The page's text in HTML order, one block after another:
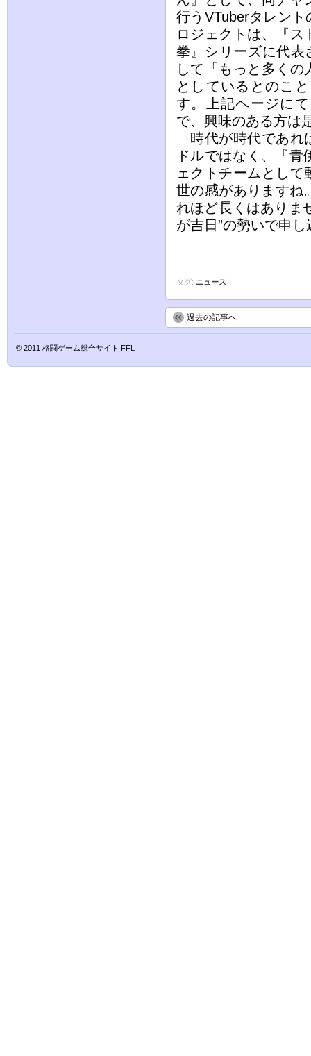
行うVTuberタレン
ロジェクトは、『
拳』シリーズに代表
して「もっと多く
としているとのこ
す。上記ページに
で、興味のある方は
時代が時代であれ
ドルではなく、『
ェクトチームとし
世の感がありますね
れほど長くはありま
が吉日”の勢いで申
タグ: ニュース
過去の記事へ
© 2011 格闘ゲーム総合サイト FFL